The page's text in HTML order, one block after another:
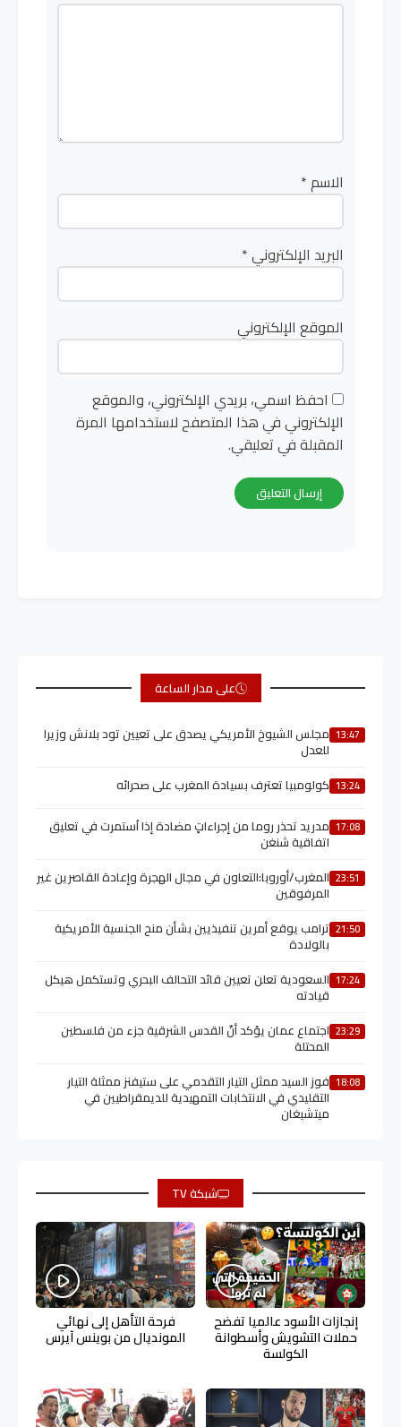
الاسم*
البريد الإلكتروني*
الموقع الإلكتروني
احفظ اسمي، بريدي الإلكتروني، والموقع
الإلكتروني في هذا المتصفح لاستخدامها المرة
المقبلة في تعليقي.
على مدار الساعة
13:47 مجلس الشيوخ الأمريكي يصدق على تعيين تود بلانش وزيرا
للعدل
13:24 كولومبيا تعترف بسيادة المغرب على صحرائه
17:08 مدريد تحذر روما من إجراءاتٍ مضادة إذا اُستمرت في تعليق
اتفاقية شنغن
23:51 المغرب/أوروبا:التعاون في مجال الهجرة وإعادة القاصرين غير
المرفوقين
21:50 ترامب يوقع أمرين تنفيذيين بشأن منح الجنسية الأمريكية
بالولادة
17:24 السعودية تعلن تعيين قائد التحالف البحري وتستكمل هيكل
قيادته
23:29 اجتماع عمان يؤكد أنّ القدس الشرقية جزء من فلسطين
المحتلة
18:08 فوز السيد ممثل التيار التقدمي على ستيفنز ممثلة التيار
التقليدي في الانتخابات التمهيدية للديمقراطيين في
ميتشيغان
شبكة TV
إنجازات الأسود عالميا تفضح
حملات التشويش وأسطوانة
الكولسة
فرحة التأهل إلى نهائي
المونديال من بوينس آيرس